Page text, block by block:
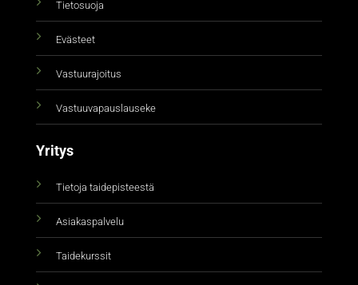
Tietosuoja
Evästeet
Vastuurajoitus
Vastuuvapauslauseke
Yritys
Tietoja taidepisteestä
Asiakaspalvelu
Taidekurssit